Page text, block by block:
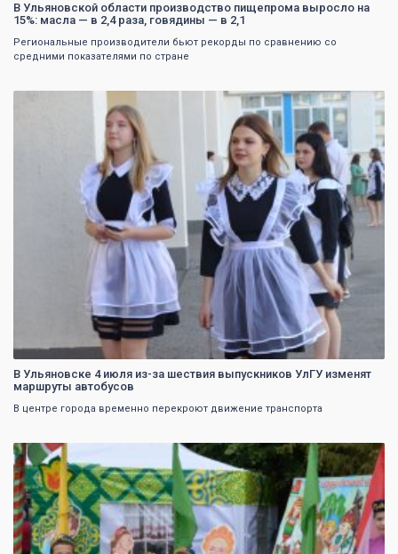
В Ульяновской области производство пищепрома выросло на
15%: масла — в 2,4 раза, говядины — в 2,1
Региональные производители бьют рекорды по сравнению со
средними показателями по стране
0
В Ульяновске 4 июля из-за шествия выпускников УлГУ изменят
маршруты автобусов
В центре города временно перекроют движение транспорта
0